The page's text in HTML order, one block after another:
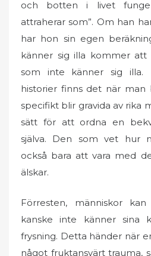
och botten i livet
attraherar som”. Om han
har hon sin egen
känner sig illa kommer att
som inte känner sig illa.
historier finns det när man
specifikt blir gravida av rika
sätt för att ordna en
själva. Den som vet hur
också bara att vara med
älskar.
Förresten, människor
kanske inte känner sina
frysning. Detta händer när
något fruktansvärt trauma,